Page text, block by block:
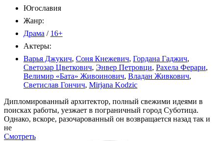
Югославия
Жанр:
Драма / 16+
Актеры:
Варья Джукич, Соня Кнежевич, Гордана Гаджич,
Светозар Цветкович, Энвер Петровци, Рахела Ферари,
Велимир «Бата» Живоинович, Владан Живкович,
Светислав Гончич, Mirjana Kodzic
Дипломированный архитектор, полный свежими идеями в
поисках работы, уезжает в пограничный город Суботица.
Однако, вскоре, разочарованный он возвращается назад так и
не
Смотреть